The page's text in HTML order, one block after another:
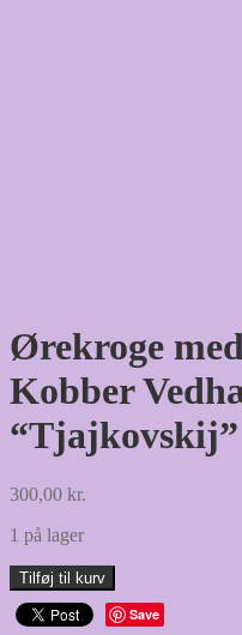
Ørekroge
Kobber
“Tjajkovskij”
300,00 kr.
1 på lager
Ørekroge
med
3-
Tilføj til kurv
Save